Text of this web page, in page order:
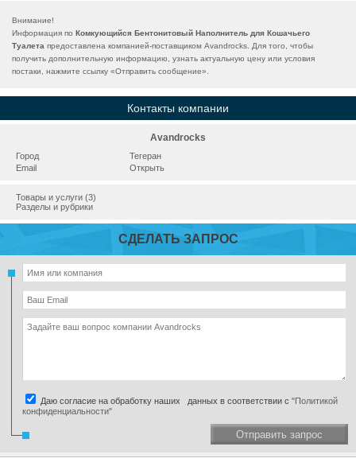
Внимание!
Информация по Комкующийся Бентонитовый Наполнитель для Кошачьего
Туалета предоставлена компанией-поставщиком Avandrocks. Для того, чтобы
получить дополнительную информацию, узнать актуальную цену или условия
постаки, нажмите ссылку «Отправить сообщение».
Контакты компании
Avandrocks
Город
Тегеран
Email
Открыть
Товары и услуги (3)
Разделы и рубрики
СДЕЛАТЬ ЗАПРОС
Даю согласие на обработку наших данных в соответствии с "Политикой
конфиденциальности"
Отправить запрос